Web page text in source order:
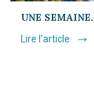
UNE
Lire l'article